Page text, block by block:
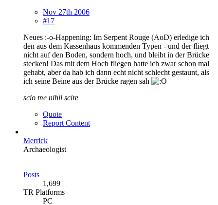
Nov 27th 2006
#17
Neues :-o-Happening: Im Serpent Rouge (AoD) erledige ich
den aus dem Kassenhaus kommenden Typen - und der fliegt
nicht auf den Boden, sondern hoch, und bleibt in der Brücke
stecken! Das mit dem Hoch fliegen hatte ich zwar schon mal
gehabt, aber da hab ich dann echt nicht schlecht gestaunt, als
ich seine Beine aus der Brücke ragen sah
scio me nihil scire
Quote
Report Content
Merrick
Archaeologist
Posts
1,699
TR Platforms
PC